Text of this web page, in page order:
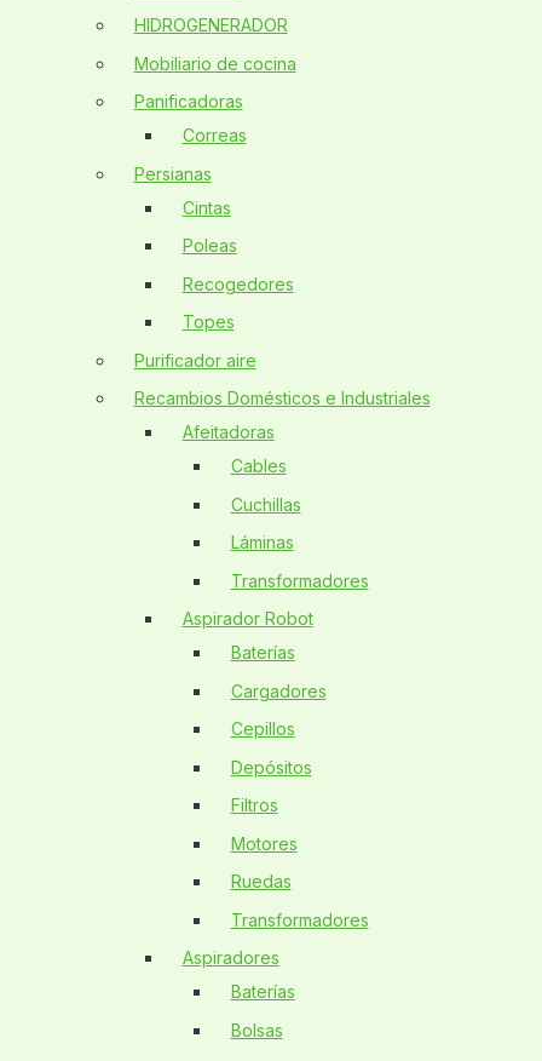
HIDROGENERADOR
Mobiliario de cocina
Panificadoras
Correas
Persianas
Cintas
Poleas
Recogedores
Topes
Purificador aire
Recambios Domésticos e Industriales
Afeitadoras
Cables
Cuchillas
Láminas
Transformadores
Aspirador Robot
Baterías
Cargadores
Cepillos
Depósitos
Filtros
Motores
Ruedas
Transformadores
Aspiradores
Baterías
Bolsas